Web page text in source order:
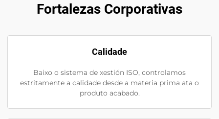
Fortalezas Corporativas
Calidade
Baixo o sistema de xestión ISO, controlamos
estritamente a calidade desde a materia prima ata o
produto acabado.